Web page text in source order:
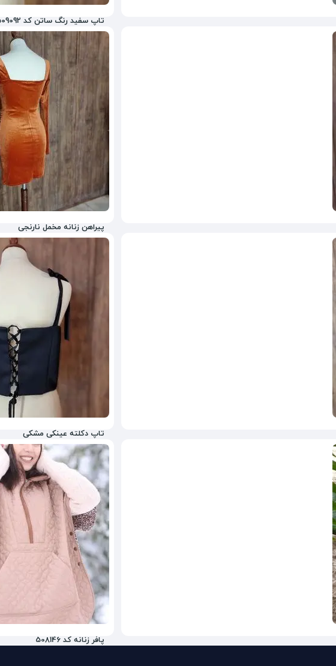
تاپ سفید رنگ ساتن کد 509092
ناموجود
پیراهن زنانه مخمل نارنجی
تاپ دکلته عینکی مشکی
ناموجود
پافر زنانه کد 508146